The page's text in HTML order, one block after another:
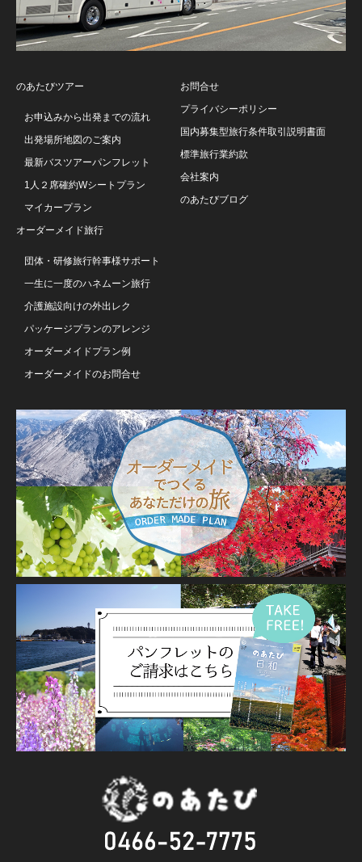
のあたびツアー
お申込みから出発までの流れ
出発場所地図のご案内
最新バスツアーパンフレット
1人２席確約Wシートプラン
マイカープラン
オーダーメイド旅行
団体・研修旅行幹事様サポート
一生に一度のハネムーン旅行
介護施設向けの外出レク
パッケージプランのアレンジ
オーダーメイドプラン例
オーダーメイドのお問合せ
お問合せ
プライバシーポリシー
国内募集型旅行条件取引説明書面
標準旅行業約款
会社案内
のあたびブログ